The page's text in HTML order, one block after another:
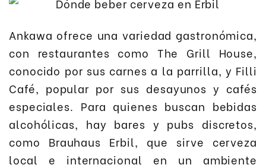
Ankawa ofrece una variedad gastronómica,
con restaurantes como The Grill House,
conocido por sus carnes a la parrilla, y Filli
Café, popular por sus desayunos y cafés
especiales. Para quienes buscan bebidas
alcohólicas, hay bares y pubs discretos,
como Brauhaus Erbil, que sirve cerveza
local e internacional en un ambiente